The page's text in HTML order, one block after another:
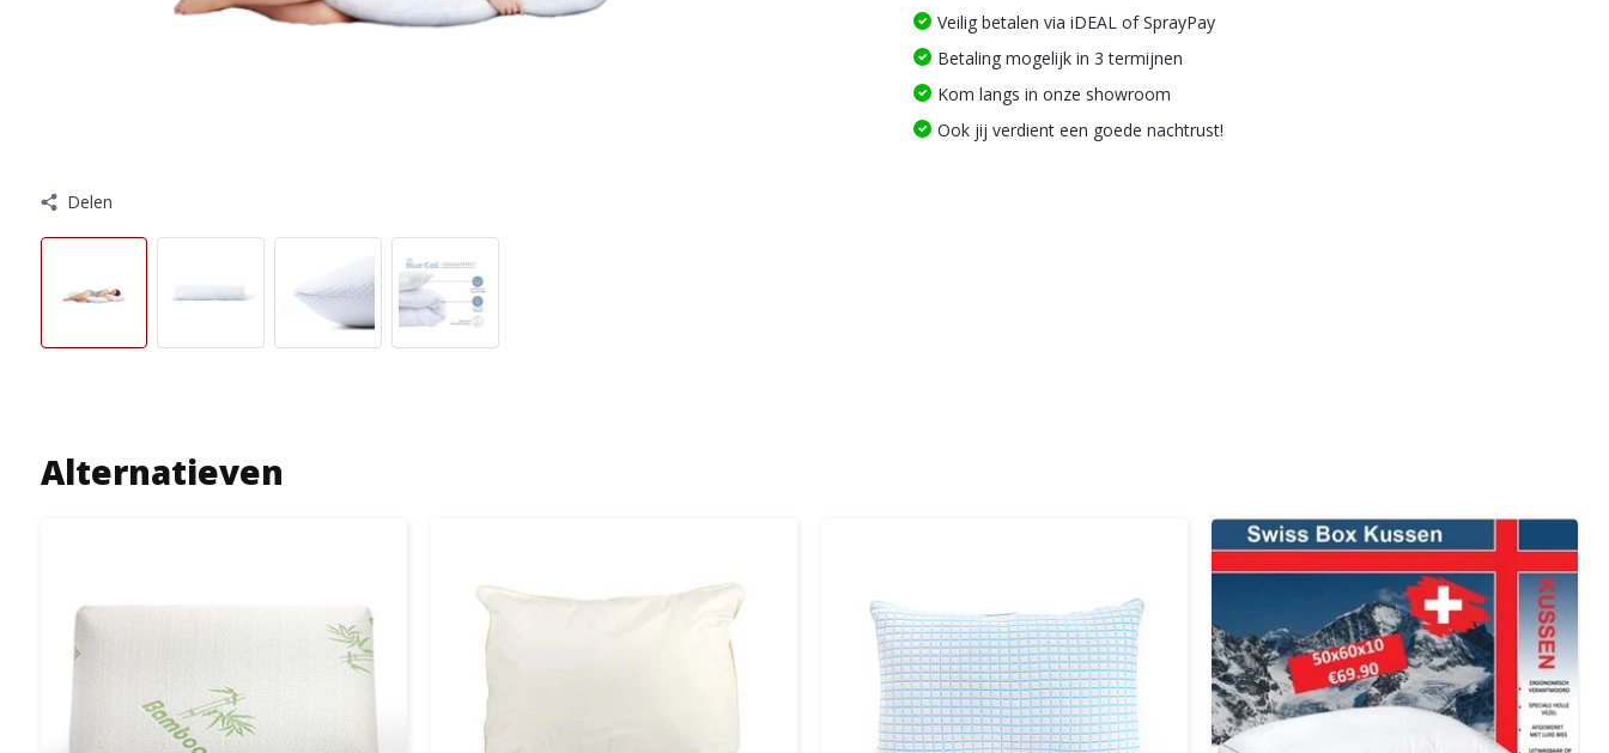
Delen
Veilig betalen via iDEAL of SprayPay
Betaling mogelijk in 3 termijnen
Kom langs in onze showroom
Ook jij verdient een goede nachtrust!
Alternatieven